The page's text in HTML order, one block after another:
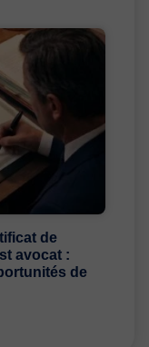
de
avocat :
de